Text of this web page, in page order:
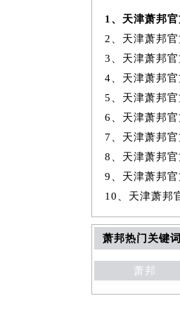
萧邦热门关键词
萧邦